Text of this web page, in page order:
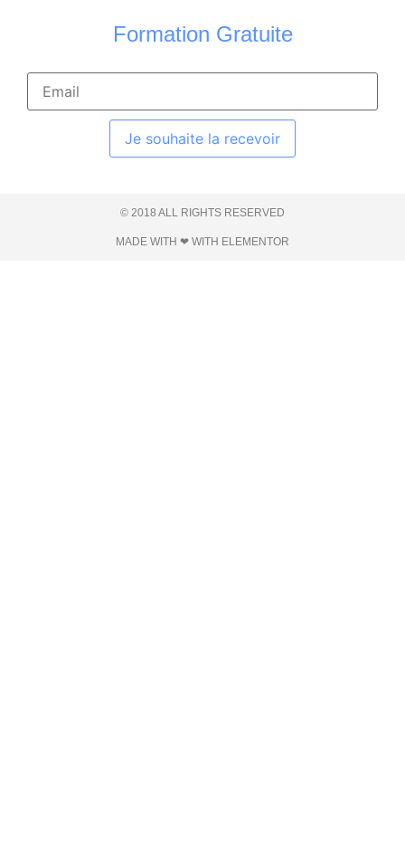
Formation Gratuite
Je souhaite la recevoir
© 2018 ALL RIGHTS RESERVED​
MADE WITH ❤ WITH ELEMENTOR​